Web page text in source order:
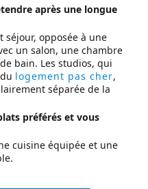
après une longue
opposée à une
un salon, une chambre
bain. Les studios, qui
logement pas cher,
séparée de la
préférés et vous
cuisine équipée et une